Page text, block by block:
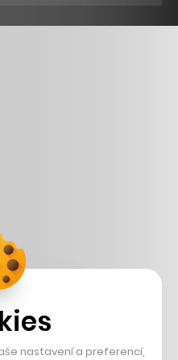
nastavení a preferencí,